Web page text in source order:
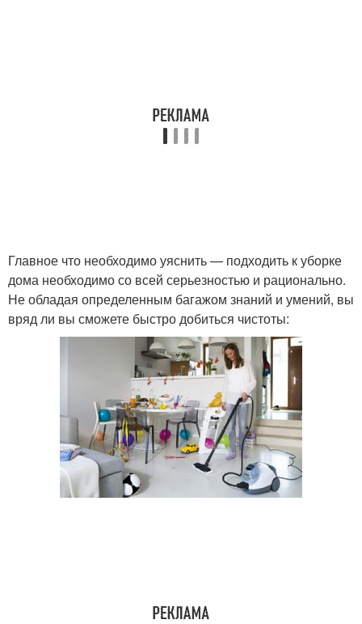
Главное что необходимо уяснить — подходить к уборке
дома необходимо со всей серьезностью и рационально.
Не обладая определенным багажом знаний и умений, вы
вряд ли вы сможете быстро добиться чистоты: